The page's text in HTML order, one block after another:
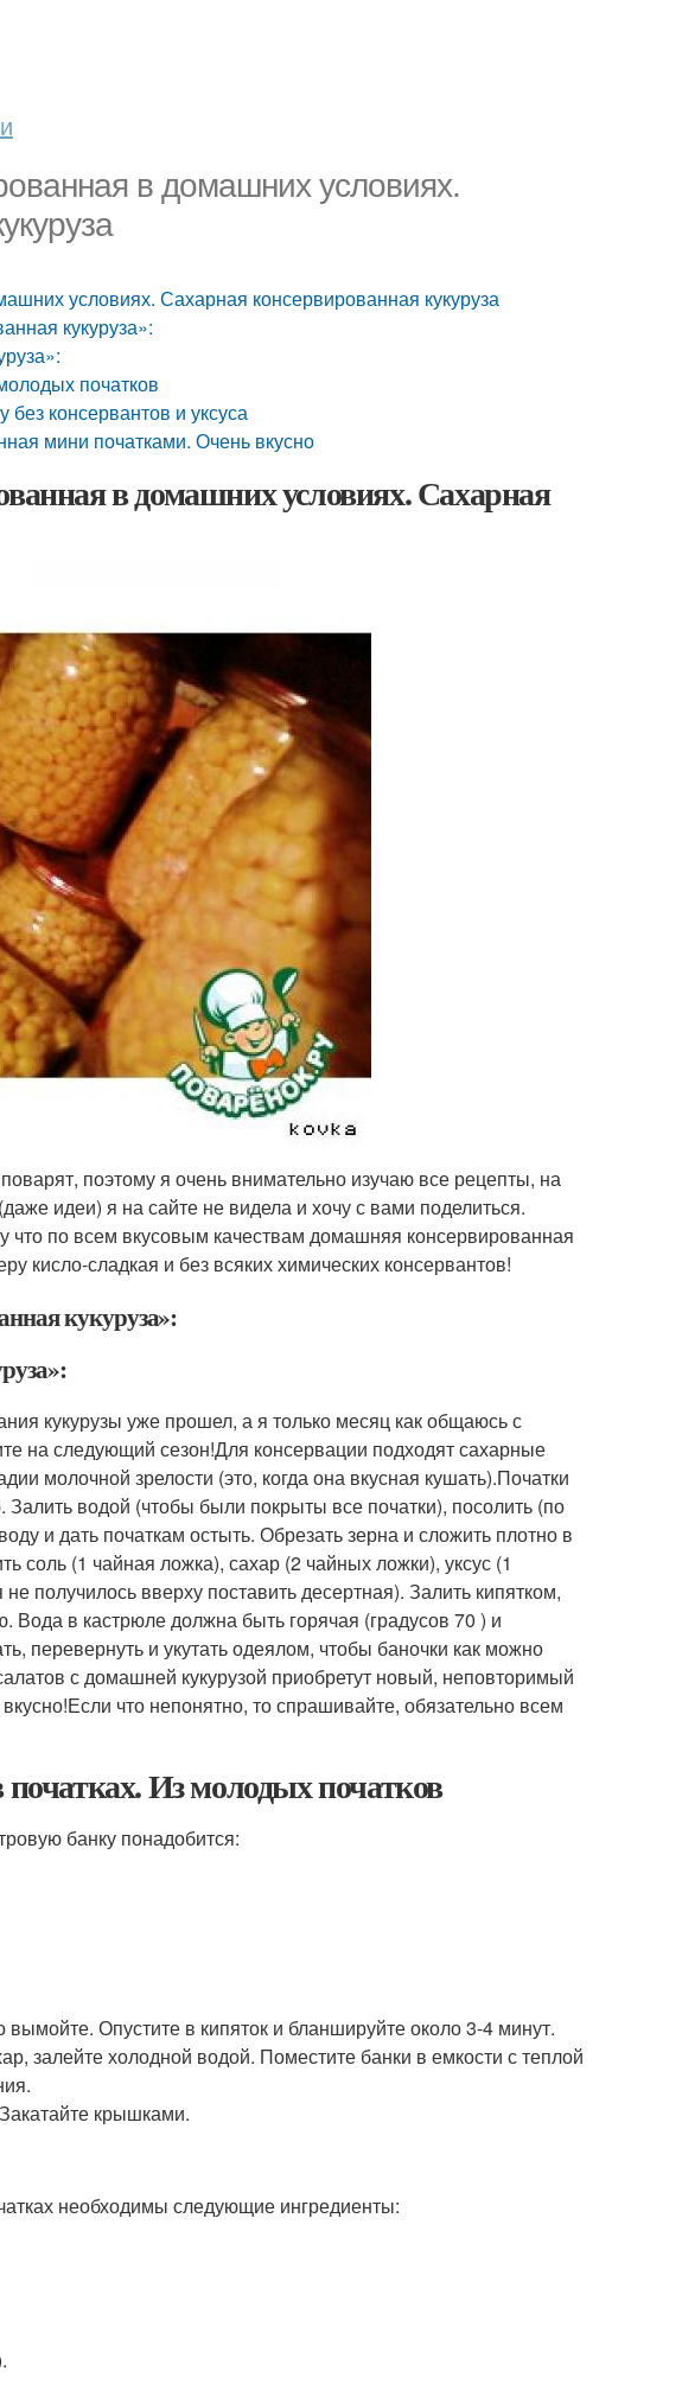
в домашних условиях.
условиях. Сахарная консервированная кукуруза
кукуруза»:
початков
без консервантов и уксуса
мини початками. Очень вкусно
в домашних условиях. Сахарная
поэтому я очень внимательно изучаю все рецепты, на
идеи) я на сайте не видела и хочу с вами поделиться.
что по всем вкусовым качествам домашняя консервированная
кисло-сладкая и без всяких химических консервантов!
кукуруза»:
кукурузы уже прошел, а я только месяц как общаюсь с
на следующий сезон!Для консервации подходят сахарные
молочной зрелости (это, когда она вкусная кушать).Початки
Залить водой (чтобы были покрыты все початки), посолить (по
и дать початкам остыть. Обрезать зерна и сложить плотно в
соль (1 чайная ложка), сахар (2 чайных ложки), уксус (1
получилось вверху поставить десертная). Залить кипятком,
в кастрюле должна быть горячая (градусов 70 ) и
перевернуть и укутать одеялом, чтобы баночки как можно
с домашней кукурузой приобретут новый, неповторимый
что непонятно, то спрашивайте, обязательно всем
Из молодых початков
банку понадобится:
вымойте. Опустите в кипяток и бланшируйте около 3-4 минут.
залейте холодной водой. Поместите банки в емкости с теплой
крышками.
необходимы следующие ингредиенты: